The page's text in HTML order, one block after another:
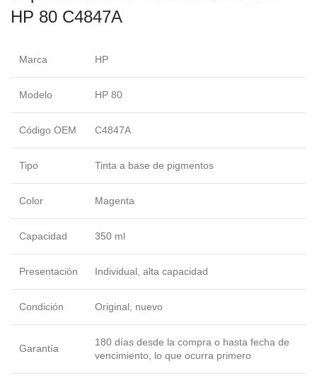
HP 80 C4847A
Marca HP
Modelo HP 80
Código OEM C4847A
Tipo Tinta a base de pigmentos
Color Magenta
Capacidad 350 ml
Presentación Individual, alta capacidad
Condición Original, nuevo
Garantía
180 días desde la compra o hasta fecha de
vencimiento, lo que ocurra primero